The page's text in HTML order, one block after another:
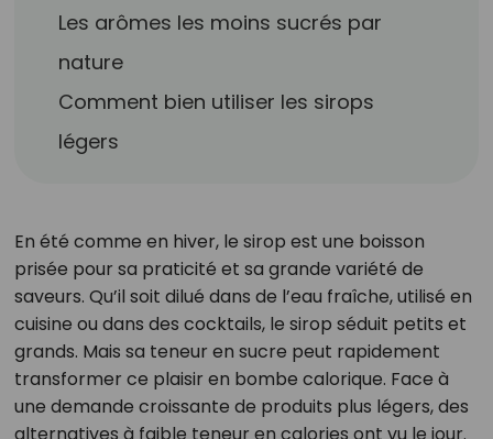
Les arômes les moins sucrés par
nature
Comment bien utiliser les sirops
légers
En été comme en hiver, le sirop est une boisson
prisée pour sa praticité et sa grande variété de
saveurs. Qu’il soit dilué dans de l’eau fraîche, utilisé en
cuisine ou dans des cocktails, le sirop séduit petits et
grands. Mais sa teneur en sucre peut rapidement
transformer ce plaisir en bombe calorique. Face à
une demande croissante de produits plus légers, des